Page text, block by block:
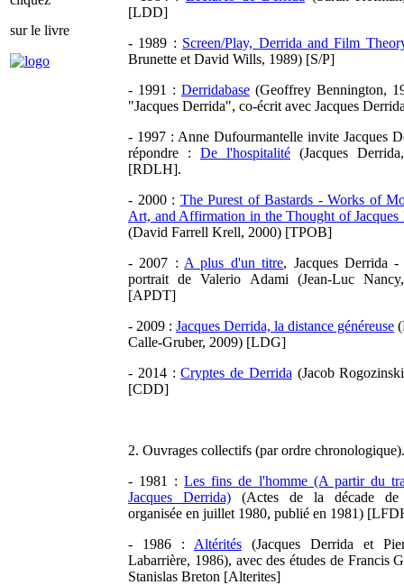
[LDD]
- 1989 : Screen/Play, Derrida and Film
Brunette et David Wills, 1989) [S/P]
- 1991 : Derridabase (Geoffrey Bennington,
"Jacques Derrida", co-écrit avec Jacques
- 1997 : Anne Dufourmantelle invite Jacques
répondre : De l'hospitalité (Jacques
[RDLH].
- 2000 : The Purest of Bastards - Works of
Art, and Affirmation in the Thought of Jacques
(David Farrell Krell, 2000) [TPOB]
- 2007 : A plus d'un titre, Jacques Derrida
portrait de Valerio Adami (Jean-Luc
[APDT]
- 2009 : Jacques Derrida, la distance généreuse
Calle-Gruber, 2009) [LDG]
- 2014 :Cryptes de Derrida (Jacob
[CDD]
2. Ouvrages collectifs (par ordre chronologique).
- 1981 :Les fins de l'homme (A partir du
Jacques Derrida) (Actes de la décade de
organisée en juillet 1980, publié en 1981)
- 1986 : Altérités (Jacques Derrida et
Labarrière, 1986), avec des études de Francis
Stanislas Breton [Alterites]
sur le livre